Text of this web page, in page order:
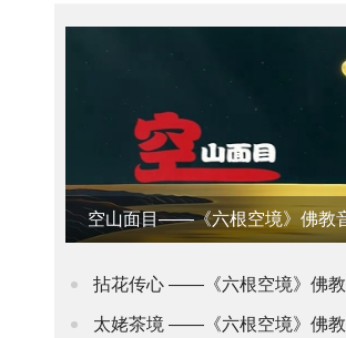
空山面目——《六根空境》佛教
拈花传心 ——《六根空境》佛教音乐专辑
太姥茶境 ——《六根空境》佛教音乐专辑之